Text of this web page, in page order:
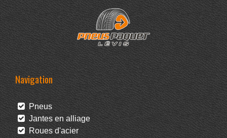
Navigation
Pneus
Jantes en alliage
Roues d'acier